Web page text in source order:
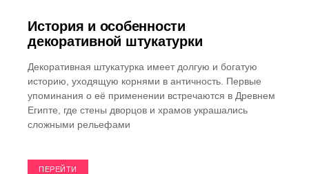
История и особенности
декоративной штукатурки
Декоративная штукатурка имеет долгую и богатую
историю, уходящую корнями в античность. Первые
упоминания о её применении встречаются в Древнем
Египте, где стены дворцов и храмов украшались
сложными рельефами
ПЕРЕЙТИ